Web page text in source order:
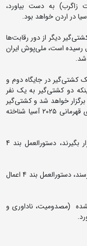
زاگرب) به دست بیاورد،
دیگر از دور رقابت‌ها
است، ملی‌پوش ایران
کشتی‌گیر در جایگاه دوم و
دو کشتی‌گیر به یک نفر
خواهد شد و کشتی‌گیر
برنده به عنوان ملی‌پوش این وزن در رقابت‌های قهرمانی ۲۰۲۵ آسیا شناخته
۵- اگر دو کشتی‌گیر در جایگاه سوم‌ مشترک قرار بگیرند، دستورالعمل بند 4
۶- اگر دو کشتی گیر در این مسابقات به مدال نرسند، دستورالعمل بند 4 اعمال
(مصدومیت، ناداوری و